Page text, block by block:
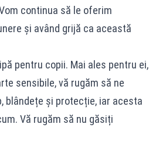
continua să le oferim
și având grijă ca această
pentru copii. Mai ales pentru ei,
sensibile, vă rugăm să ne
blândețe și protecție, iar acesta
Vă rugăm să nu găsiți